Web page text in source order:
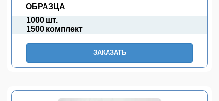
ОБРАЗЦА
1000 шт.
1500 комплект
ЗАКАЗАТЬ